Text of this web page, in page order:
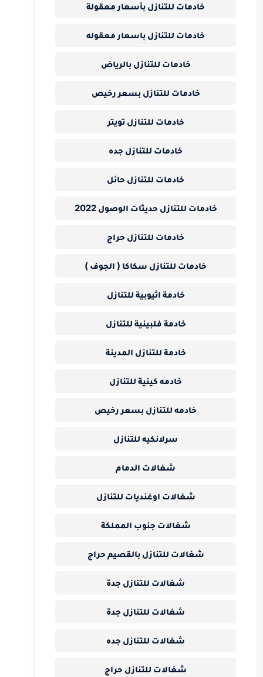
خادمات للتنازل بأسعار معقولة
خادمات للتنازل باسعار معقوله
خادمات للتنازل بالرياض
خادمات للتنازل بسعر رخيص
خادمات للتنازل تويتر
خادمات للتنازل جده
خادمات للتنازل حائل
خادمات للتنازل حديثات الوصول 2022
خادمات للتنازل حراج
خادمات للتنازل سكاكا ( الجوف )
خادمة اثيوبية للتنازل
خادمة فلبينية للتنازل
خادمة للتنازل المدينة
خادمه كينية للتنازل
خادمه للتنازل بسعر رخيص
سرلانكيه للتنازل
شغالات الدمام
شغالات اوغنديات للتنازل
شغالات جنوب المملكة
شغالات للتنازل بالقصيم حراج
شغالات للتنازل جدة
شغالات للتنازل جدة
شغالات للتنازل جده
شغالات للتنازل حراج